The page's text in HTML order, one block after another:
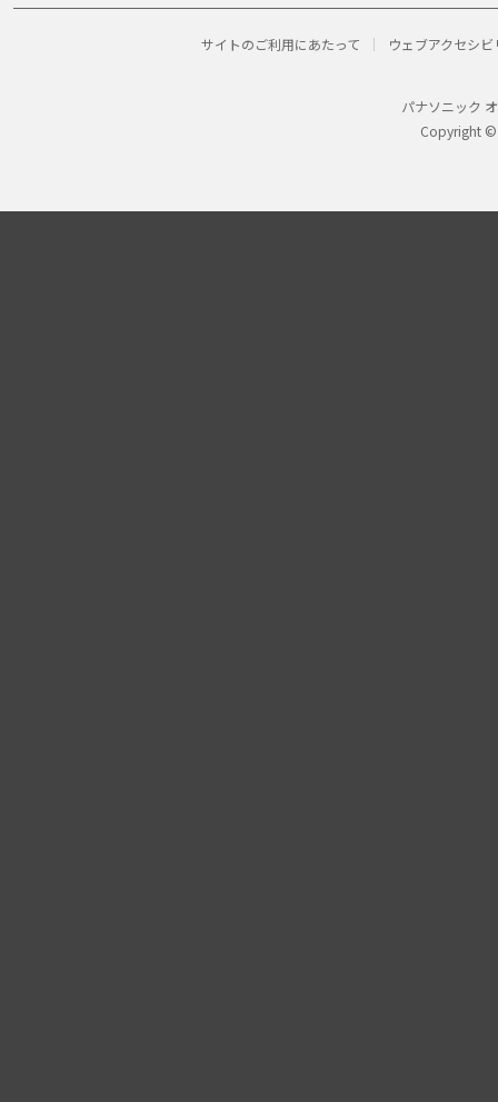
サイトのご利用にあたって ウェブアクセシ
パナソニック
Copyright ©